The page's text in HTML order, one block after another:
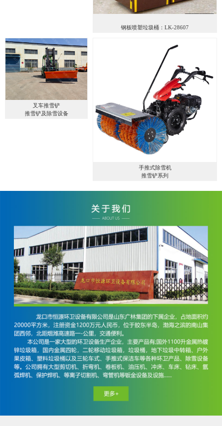
钢板喷塑垃圾桶：LK-28607
叉车推雪铲
推雪铲及除雪设备
手推式除雪机
推雪铲系列